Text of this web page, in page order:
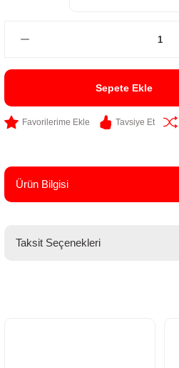
Sepete Ekle
Tavsiye Et
Ürün Bilgisi
Taksit Seçenekleri